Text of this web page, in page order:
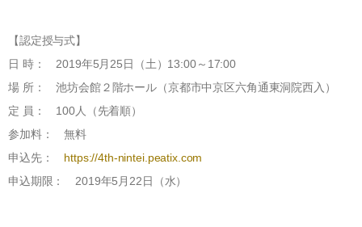
SDGｓ（サステナビリティ）へのアプローチ
羽ぶとん誕生ストーリー
寝ごこち科学研究所
会社情報
人材採用情報
IWATA 京都本店
IWATA 東京店
IWATAリーガロイヤルホテル大阪店
IWATA 日本橋店
法人のお客様へ
ショップ運営の方へ
ホテル・宿泊業の方へ
建築家・インテリアコーディネーターの方へ
【認定授与式】
日 時： 2019年5月25日（土）13:00～17:00
場 所： 池坊会館２階ホール（京都市中京区六角通東洞院西入）
定 員： 100人（先着順）
参加料： 無料
申込先： https://4th-nintei.peatix.com
申込期限： 2019年5月22日（水）